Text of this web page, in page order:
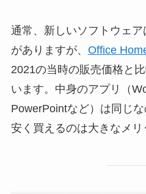
通常、新しいソフトウェ
がありますが、 Office
2021の当時の販売価格と
います。中身のアプリ（
PowerPointなど）は同じ
安く買えるのは大きなメリ